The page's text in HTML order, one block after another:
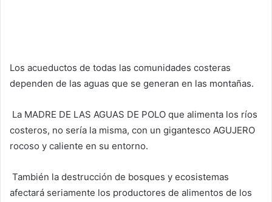
Los acueductos de todas las comunidades costeras
dependen de las aguas que se generan en las montañas.
La MADRE DE LAS AGUAS DE POLO que alimenta los ríos
costeros, no sería la misma, con un gigantesco AGUJERO
rocoso y caliente en su entorno.
También la destrucción de bosques y ecosistemas
afectará seriamente los productores de alimentos de los